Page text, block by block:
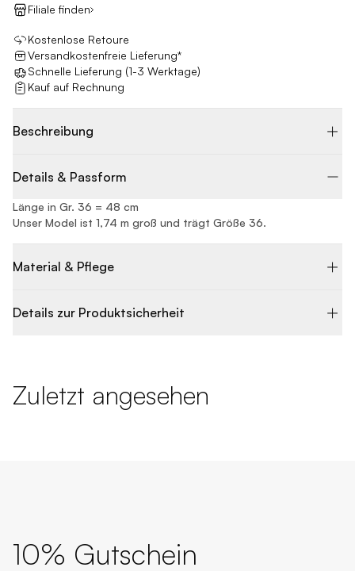
Filiale finden
Kostenlose Retoure
Versandkostenfreie Lieferung*
Schnelle Lieferung (1-3 Werktage)
Kauf auf Rechnung
Beschreibung
Details & Passform
Länge in Gr. 36 = 48 cm
Unser Model ist 1,74 m groß und trägt Größe 36.
Material & Pflege
Details zur Produktsicherheit
Zuletzt angesehen
10% Gutschein